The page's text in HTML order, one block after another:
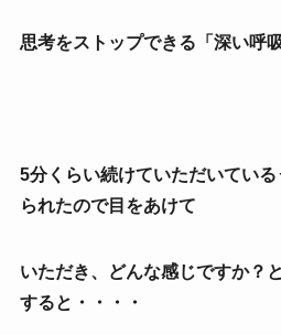
思考をストップできる「深い呼
5分くらい続けていただいてい
られたので目をあけて
いただき、どんな感じですか？
すると・・・・